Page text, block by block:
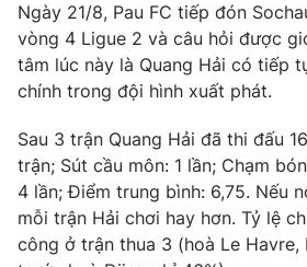
Ngày 21/8, Pau FC tiếp đón
vòng 4 Ligue 2 và câu hỏi được
tâm lúc này là Quang Hải có tiếp
chính trong đội hình xuất phát.
Sau 3 trận Quang Hải đã thi đấu
trận; Sút cầu môn: 1 lần; Chạm
4 lần; Điểm trung bình: 6,75. Nếu
mỗi trận Hải chơi hay hơn. Tỷ lệ
công ở trận thua 3 (hoà Le Havre,